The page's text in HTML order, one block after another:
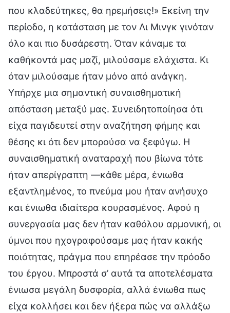
που κλαδεύτηκες, θα ηρεμήσεις!» Εκείνη την
περίοδο, η κατάσταση με τον Λι Μινγκ γινόταν
όλο και πιο δυσάρεστη. Όταν κάναμε τα
καθήκοντά μας μαζί, μιλούσαμε ελάχιστα. Κι
όταν μιλούσαμε ήταν μόνο από ανάγκη.
Υπήρχε μια σημαντική συναισθηματική
απόσταση μεταξύ μας. Συνειδητοποίησα ότι
είχα παγιδευτεί στην αναζήτηση φήμης και
θέσης κι ότι δεν μπορούσα να ξεφύγω. Η
συναισθηματική αναταραχή που βίωνα τότε
ήταν απερίγραπτη —κάθε μέρα, ένιωθα
εξαντλημένος, το πνεύμα μου ήταν ανήσυχο
και ένιωθα ιδιαίτερα κουρασμένος. Αφού η
συνεργασία μας δεν ήταν καθόλου αρμονική, οι
ύμνοι που ηχογραφούσαμε μας ήταν κακής
ποιότητας, πράγμα που επηρέασε την πρόοδο
του έργου. Μπροστά σ’ αυτά τα αποτελέσματα
ένιωσα μεγάλη δυσφορία, αλλά ένιωθα πως
είχα κολλήσει και δεν ήξερα πώς να αλλάξω